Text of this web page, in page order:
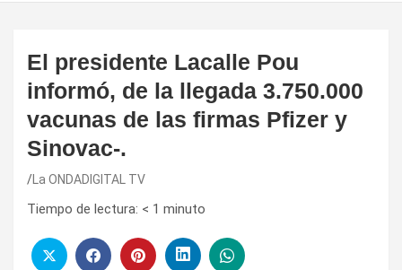
El presidente Lacalle Pou
informó, de la llegada 3.750.000
vacunas de las firmas Pfizer y
Sinovac-.
La ONDADIGITAL TV
Tiempo de lectura: < 1 minuto